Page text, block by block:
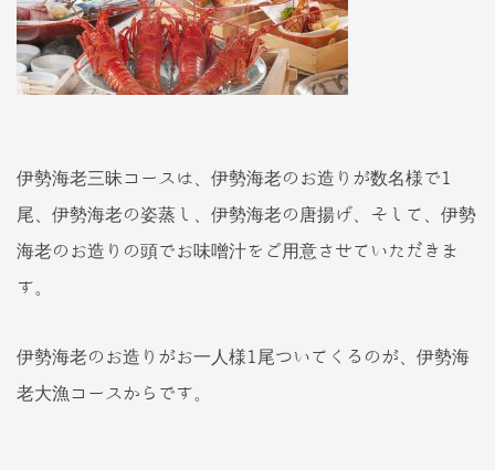
伊勢海老三昧コースは、伊勢海老のお造りが数名様で1
尾、伊勢海老の姿蒸し、伊勢海老の唐揚げ、そして、伊勢
海老のお造りの頭でお味噌汁をご用意させていただきま
す。
伊勢海老のお造りがお一人様1尾ついてくるのが、伊勢海
老大漁コースからです。